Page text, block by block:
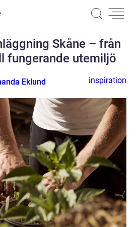
Skåne – från
fungerande utemiljö
Eklund inspiration